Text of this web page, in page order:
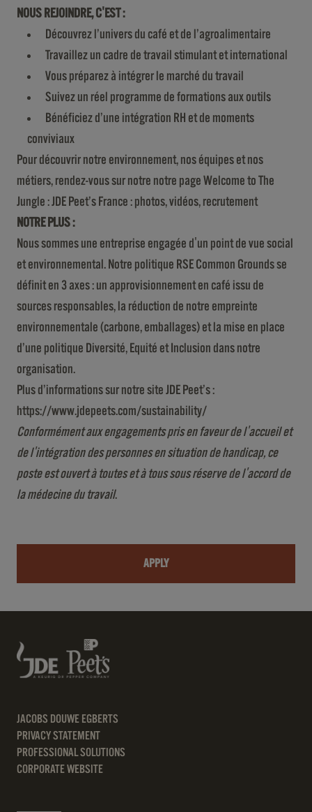
NOUS REJOINDRE, C'EST :
Découvrez l’univers du café et de l’agroalimentaire
Travaillez un cadre de travail stimulant et international
Vous préparez à intégrer le marché du travail
Suivez un réel programme de formations aux outils
Bénéficiez d’une intégration RH et de moments
conviviaux
Pour découvrir notre environnement, nos équipes et nos
métiers, rendez-vous sur notre notre page Welcome to The
Jungle :JDE Peet’s France : photos, vidéos, recrutement
NOTRE PLUS :
Nous sommes une entreprise engagée d'un point de vue social
et environnemental. Notre politique RSE Common Grounds se
définit en 3 axes : un approvisionnement en café issu de
sources responsables, la réduction de notre empreinte
environnementale (carbone, emballages) et la mise en place
d’une politique Diversité, Equité et Inclusion dans notre
organisation.
Plus d’informations sur notre site JDE Peet’s :
https://www.jdepeets.com/sustainability/
Conformément aux engagements pris en faveur de l'accueil et
de l'intégration des personnes en situation de handicap, ce
poste est ouvert à toutes et à tous sous réserve de l'accord de
la médecine du travail.
APPLY
JACOBS DOUWE EGBERTS
PRIVACY STATEMENT
PROFESSIONAL SOLUTIONS
CORPORATE WEBSITE